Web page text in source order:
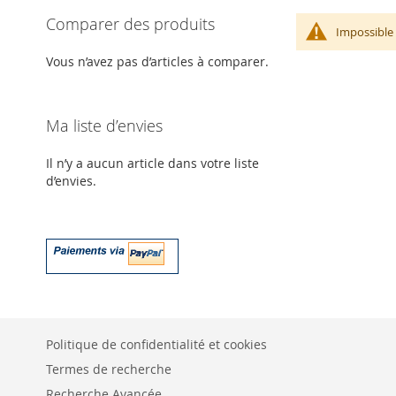
Comparer des produits
Vous n’avez pas d’articles à comparer.
Ma liste d’envies
Il n’y a aucun article dans votre liste
d’envies.
Politique de confidentialité et cookies
Termes de recherche